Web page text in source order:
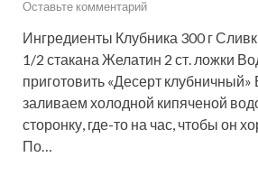
Оставьте комментарий
Ингредиенты Клубника 300 г
1/2 стакана Желатин 2 ст. ложки
приготовить «Десерт
заливаем холодной кипяченой
сторонку, где-то на час, чтобы он
По…